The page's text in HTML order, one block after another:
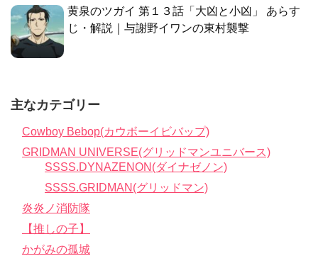
黄泉のツガイ 第１３話「大凶と小凶」 あらす
じ・解説｜与謝野イワンの東村襲撃
主なカテゴリー
Cowboy Bebop(カウボーイビバップ)
GRIDMAN UNIVERSE(グリッドマンユニバース)
SSSS.DYNAZENON(ダイナゼノン)
SSSS.GRIDMAN(グリッドマン)
炎炎ノ消防隊
【推しの子】
かがみの孤城